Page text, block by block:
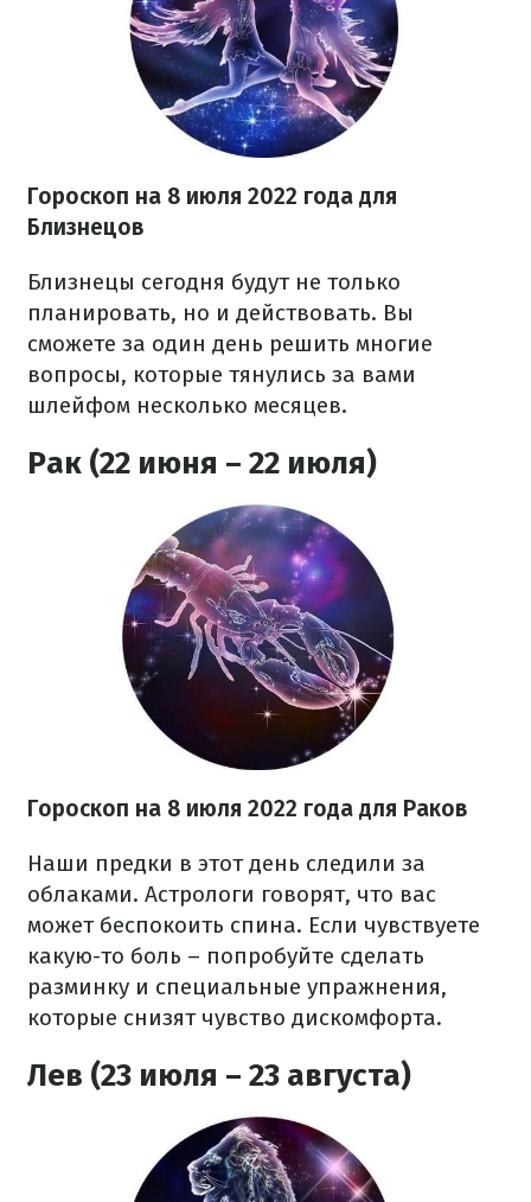
Гороскоп на 8 июля 2022 года для
Близнецов
Близнецы сегодня будут не только
планировать, но и действовать. Вы
сможете за один день решить многие
вопросы, которые тянулись за вами
шлейфом несколько месяцев.
Рак (22 июня – 22 июля)
Гороскоп на 8 июля 2022 года для Раков
Наши предки в этот день следили за
облаками. Астрологи говорят, что вас
может беспокоить спина. Если чувствуете
какую-то боль – попробуйте сделать
разминку и специальные упражнения,
которые снизят чувство дискомфорта.
Лев (23 июля – 23 августа)